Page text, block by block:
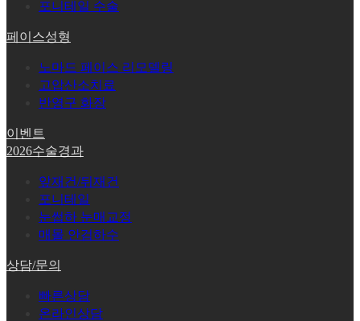
포니테일 수술
페이스성형
노마드 페이스 리모델링
고압산소치료
반영구 화장
이벤트
2026수술경과
앞재건/뒤재건
포니테일
눈썹하 눈매교정
매몰 안검하수
상담/문의
빠른상담
온라인상담